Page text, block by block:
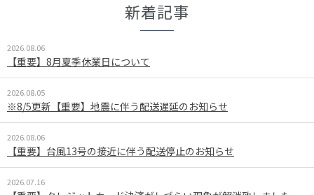
新着記事
2026.08.06
【重要】8月夏季休業日について
2026.08.05
※8/5更新【重要】地震に伴う配送遅延のお知らせ
2026.08.06
【重要】台風13号の接近に伴う配送停止のお知らせ
2026.07.16